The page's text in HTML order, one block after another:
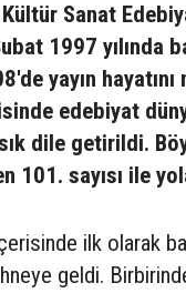
Kültür Sanat
1997 yılında
yayın hayatını
edebiyat
dile getirildi.
101. sayısı ile
ilk olarak
geldi.